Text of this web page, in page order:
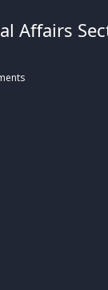
Affairs